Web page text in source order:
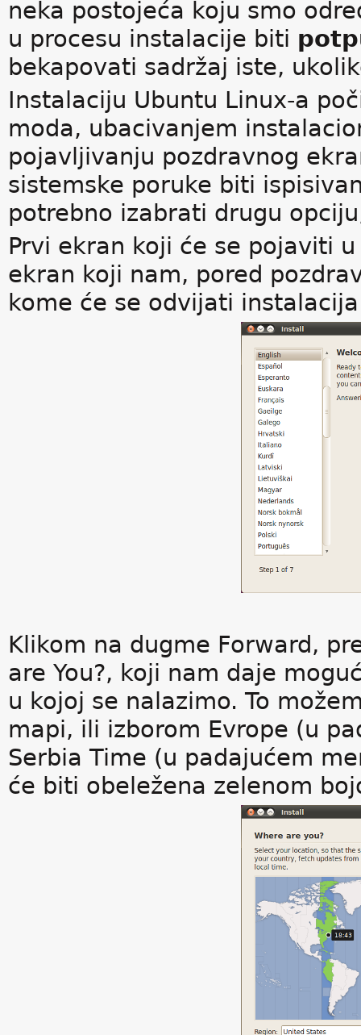
neka postojeća koju smo
u procesu instalacije biti
bekapovati sadržaj iste,
Instalaciju Ubuntu Linux-a
moda, ubacivanjem
pojavljivanju pozdravnog
sistemske poruke biti
potrebno izabrati drugu
Prvi ekran koji će se pojaviti
ekran koji nam, pored
kome će se odvijati
Klikom na dugme Forward,
are You?, koji nam daje
u kojoj se nalazimo. To
mapi, ili izborom Evrope (u
Serbia Time (u padajućem
će biti obeležena zelenom